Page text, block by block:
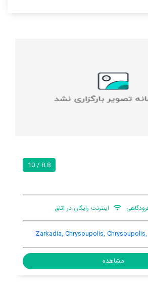
تهویه کننده هوا
13, Chrysoupolis, Chrysoupolis, Greece,
مشاهده